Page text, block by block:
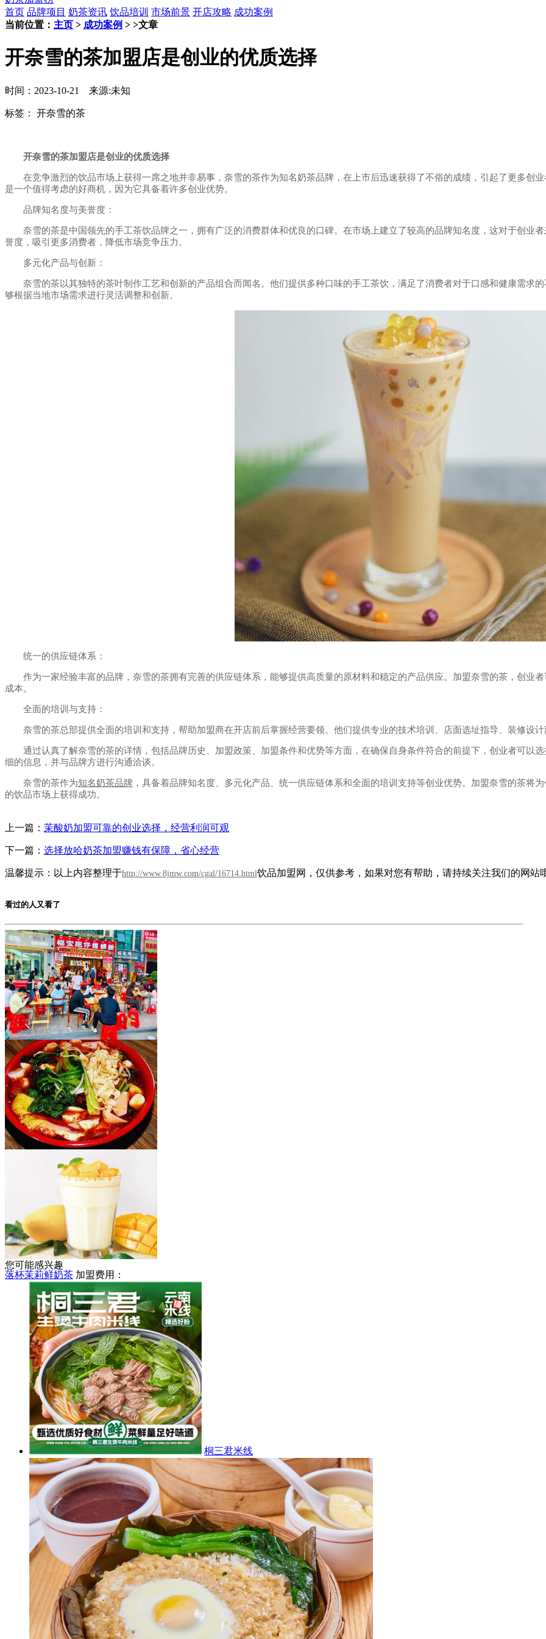
首页 品牌项目 奶茶资讯 饮品培训 市场前景 开店攻略 成功案例
当前位置： 主页 > 成功案例 > >文章
开奈雪的茶加盟店是创业的优质选择
时间：2023-10-21 来源:未知
标签： 开奈雪的茶
开奈雪的茶加盟店是创业的优质选择
在竞争激烈的饮品市场上获得一席之地并非易事，奈雪的茶作为知名奶茶品牌，在上市后迅速获得了不俗的成绩，引起了更多创
是一个值得考虑的好商机，因为它具备着许多创业优势。
品牌知名度与美誉度：
奈雪的茶是中国领先的手工茶饮品牌之一，拥有广泛的消费群体和优良的口碑。在市场上建立了较高的品牌知名度，这对于创业
誉度，吸引更多消费者，降低市场竞争压力。
多元化产品与创新：
奈雪的茶以其独特的茶叶制作工艺和创新的产品组合而闻名。他们提供多种口味的手工茶饮，满足了消费者对于口感和健康需求
够根据当地市场需求进行灵活调整和创新。
统一的供应链体系：
作为一家经验丰富的品牌，奈雪的茶拥有完善的供应链体系，能够提供高质量的原材料和稳定的产品供应。加盟奈雪的茶，创业
成本。
全面的培训与支持：
奈雪的茶总部提供全面的培训和支持，帮助加盟商在开店前后掌握经营要领。他们提供专业的技术培训、店面选址指导、装修设
通过认真了解奈雪的茶的详情，包括品牌历史、加盟政策、加盟条件和优势等方面，在确保自身条件符合的前提下，创业者可以
细的信息，并与品牌方进行沟通洽谈。
奈雪的茶作为知名奶茶品牌 ，具备着品牌知名度、多元化产品、统一供应链体系和全面的培训支持等创业优势。加盟奈雪的茶将
的饮品市场上获得成功。
上一篇： 茉酸奶加盟可靠的创业选择，经营利润可观
下一篇： 选择放哈奶茶加盟赚钱有保障，省心经营
温馨提示：以上内容整理于http://www.8jmw.com/cgal/16714.html饮品加盟网，仅供参考，如果对您有帮助，请持续关注我们的网站
看过的人又看了
福宝肥仔炸蛋螺蛳粉 加盟费用：
加盟费用：5-8万
落杯茉莉鲜奶茶 加盟费用：
您可能感兴趣
桐三君米线